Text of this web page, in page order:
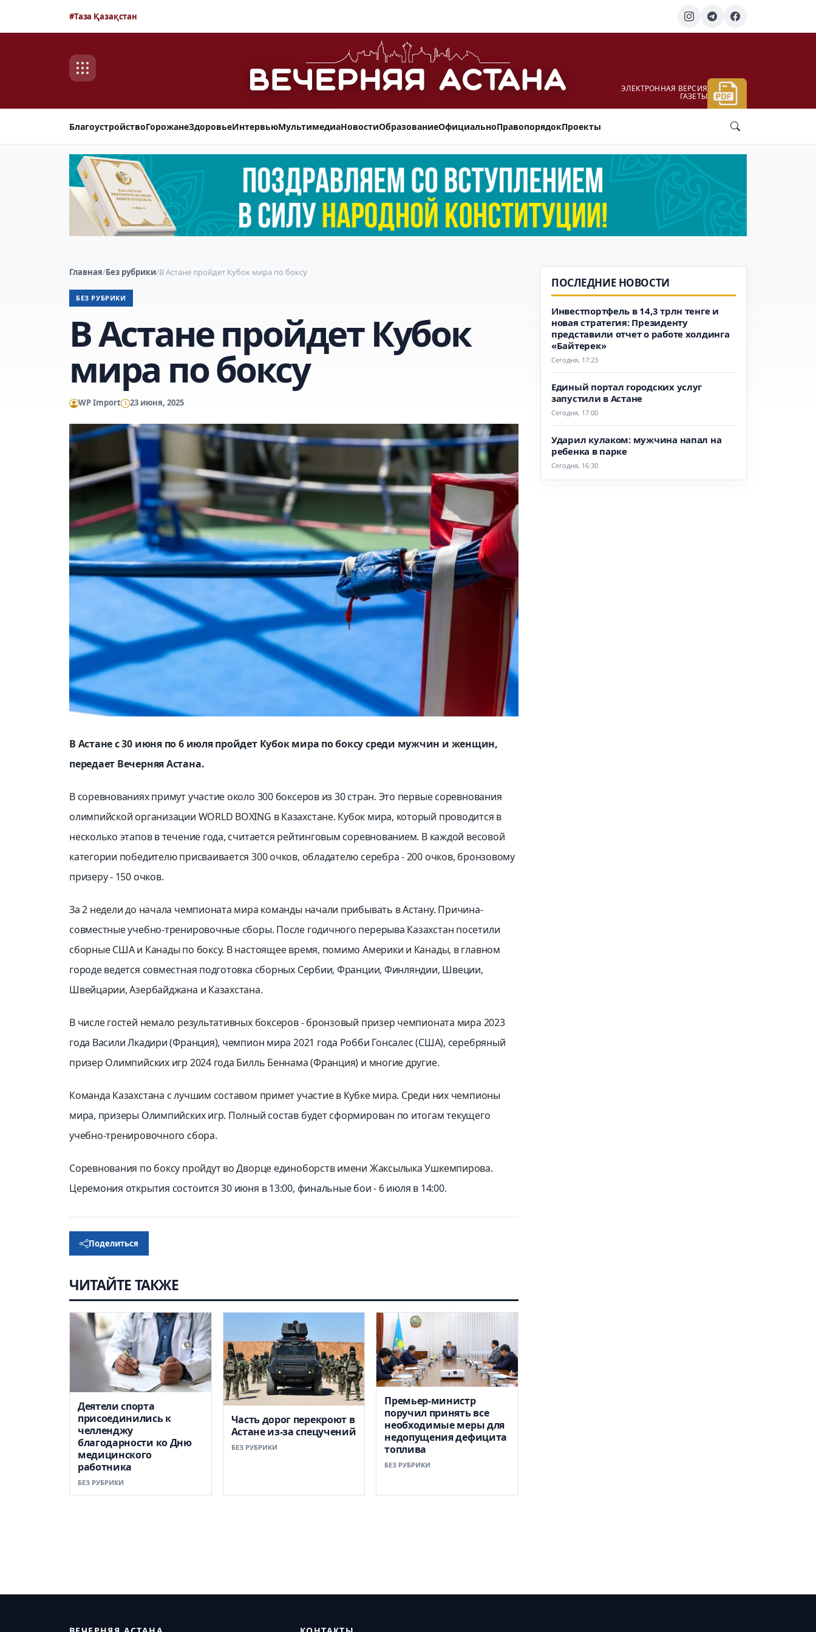
#Таза Қазақстан
ЭЛЕКТРОННАЯ ВЕРСИЯ
ГАЗЕТЫ
БлагоустройствоГорожанеЗдоровьеИнтервьюМультимедиаНовостиОбразованиеОфициальноПравопорядокПроекты
Главная/Без рубрики/В Астане пройдет Кубок мира по боксу
БЕЗ РУБРИКИ
В Астане пройдет Кубок
мира по боксу
WP Import 23 июня, 2025
В Астане с 30 июня по 6 июля пройдет Кубок мира по боксу среди мужчин и женщин,
передает Вечерняя Астана.
В соревнованиях примут участие около 300 боксеров из 30 стран. Это первые соревнования
олимпийской организации WORLD BOXING в Казахстане. Кубок мира, который проводится в
несколько этапов в течение года, считается рейтинговым соревнованием. В каждой весовой
категории победителю присваивается 300 очков, обладателю серебра - 200 очков, бронзовому
призеру - 150 очков.
За 2 недели до начала чемпионата мира команды начали прибывать в Астану. Причина-
совместные учебно-тренировочные сборы. После годичного перерыва Казахстан посетили
сборные США и Канады по боксу. В настоящее время, помимо Америки и Канады, в главном
городе ведется совместная подготовка сборных Сербии, Франции, Финляндии, Швеции,
Швейцарии, Азербайджана и Казахстана.
В числе гостей немало результативных боксеров - бронзовый призер чемпионата мира 2023
года Васили Лкадири (Франция), чемпион мира 2021 года Робби Гонсалес (США), серебряный
призер Олимпийских игр 2024 года Билль Беннама (Франция) и многие другие.
Команда Казахстана с лучшим составом примет участие в Кубке мира. Среди них чемпионы
мира, призеры Олимпийских игр. Полный состав будет сформирован по итогам текущего
учебно-тренировочного сбора.
Соревнования по боксу пройдут во Дворце единоборств имени Жаксылыка Ушкемпирова.
Церемония открытия состоится 30 июня в 13:00, финальные бои - 6 июля в 14:00.
Поделиться
ЧИТАЙТЕ ТАКЖЕ
Деятели спорта
присоединились к
челленджу
благодарности ко Дню
медицинского
работника
БЕЗ РУБРИКИ
Часть дорог перекроют в
Астане из-за спецучений
БЕЗ РУБРИКИ
Премьер-министр
поручил принять все
необходимые меры для
недопущения дефицита
топлива
БЕЗ РУБРИКИ
ПОСЛЕДНИЕ НОВОСТИ
Инвестпортфель в 14,3 трлн тенге и
новая стратегия: Президенту
представили отчет о работе холдинга
«Байтерек»
Сегодня, 17:23
Единый портал городских услуг
запустили в Астане
Сегодня, 17:00
Ударил кулаком: мужчина напал на
ребенка в парке
Сегодня, 16:30